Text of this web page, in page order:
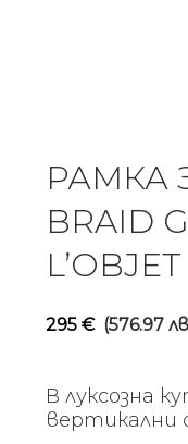
РАМКА
BRAID
L’OBJET
295 € (576.97
В луксозна
вертикални